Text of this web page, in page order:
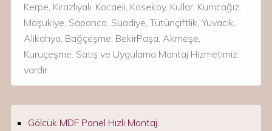
Kerpe, Kirazlıyalı, Kocaeli, Köseköy, Kullar, Kumcağız,
Maşukiye, Sapanca, Suadiye, Tütünçiftlik, Yuvacık,
Alikahya, Bağçeşme, BekirPaşa, Akmeşe,
Kuruçeşme. Satış ve Uygulama Montaj Hizmetimiz
vardır.
Gölcük MDF Panel Hızlı Montaj